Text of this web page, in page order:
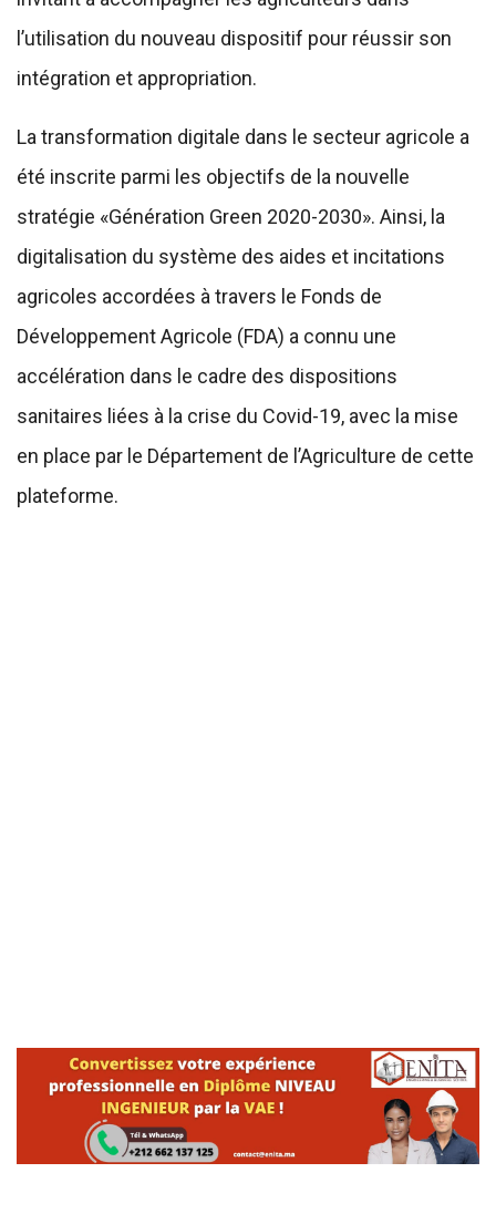
l’utilisation du nouveau dispositif pour réussir son
intégration et appropriation.
La transformation digitale dans le secteur agricole a
été inscrite parmi les objectifs de la nouvelle
stratégie «Génération Green 2020-2030». Ainsi, la
digitalisation du système des aides et incitations
agricoles accordées à travers le Fonds de
Développement Agricole (FDA) a connu une
accélération dans le cadre des dispositions
sanitaires liées à la crise du Covid-19, avec la mise
en place par le Département de l’Agriculture de cette
plateforme.